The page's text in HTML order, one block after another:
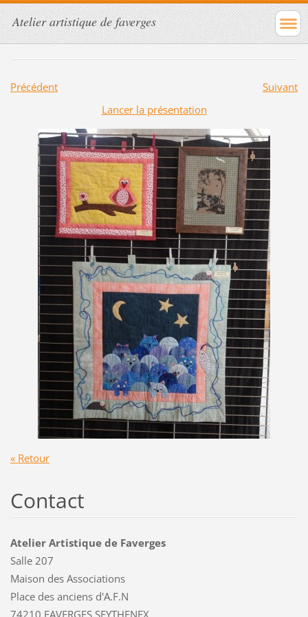
Atelier artistique de faverges
Précédent
Suivant
Lancer la présentation
« Retour
Contact
Atelier Artistique de Faverges
Salle 207
Maison des Associations
Place des anciens d'A.F.N
74210 FAVERGES SEYTHENEX